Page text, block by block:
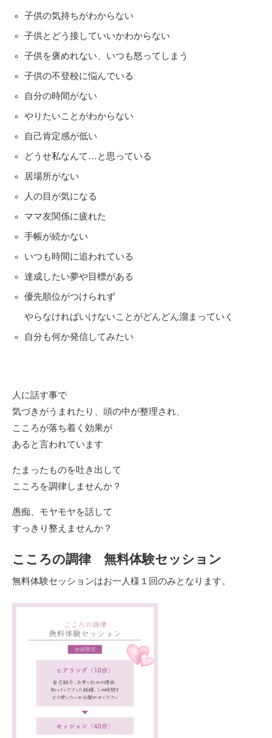
子供の気持ちがわからない
子供とどう接していいかわからない
子供を褒めれない、いつも怒ってしまう
子供の不登校に悩んでいる
自分の時間がない
やりたいことがわからない
自己肯定感が低い
どうせ私なんて…と思っている
居場所がない
人の目が気になる
ママ友関係に疲れた
手帳が続かない
いつも時間に追われている
達成したい夢や目標がある
優先順位がつけられず
やらなければいけないことがどんどん溜まっていく
自分も何か発信してみたい
人に話す事で
気づきがうまれたり、頭の中が整理され、
こころが落ち着く効果が
あると言われています
たまったものを吐き出して
こころを調律しませんか？
愚痴、モヤモヤを話して
すっきり整えませんか？
こころの調律 無料体験セッション
無料体験セッションはお一人様１回のみとなります。